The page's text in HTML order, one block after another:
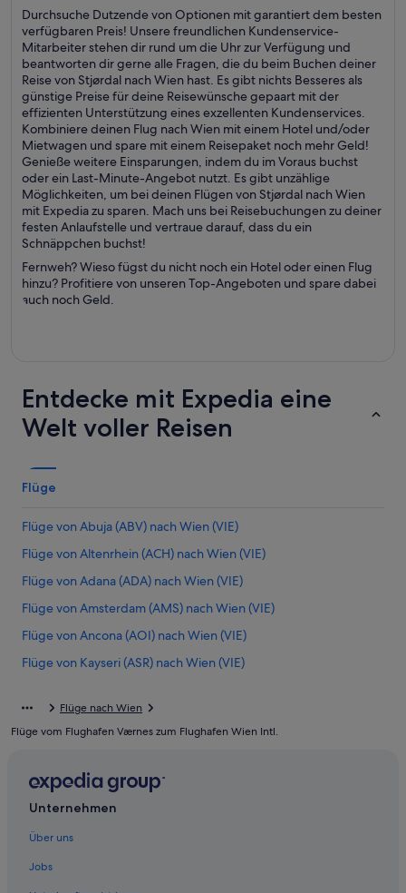
Durchsuche Dutzende von Optionen mit garantiert dem besten
verfügbaren Preis! Unsere freundlichen Kundenservice-
Mitarbeiter stehen dir rund um die Uhr zur Verfügung und
beantworten dir gerne alle Fragen, die du beim Buchen deiner
Reise von Stjørdal nach Wien hast. Es gibt nichts Besseres als
günstige Preise für deine Reisewünsche gepaart mit der
effizienten Unterstützung eines exzellenten Kundenservices.
Kombiniere deinen Flug nach Wien mit einem Hotel und/oder
Mietwagen und spare mit einem Reisepaket noch mehr Geld!
Genieße weitere Einsparungen, indem du im Voraus buchst
oder ein Last-Minute-Angebot nutzt. Es gibt unzählige
Möglichkeiten, um bei deinen Flügen von Stjørdal nach Wien
mit Expedia zu sparen. Mach uns bei Reisebuchungen zu deiner
festen Anlaufstelle und vertraue darauf, dass du ein
Schnäppchen buchst!
Fernweh? Wieso fügst du nicht noch ein Hotel oder einen Flug
hinzu? Profitiere von unseren Top-Angeboten und spare dabei
auch noch Geld.
Entdecke mit Expedia eine
Welt voller Reisen
Flüge
Flüge von Abuja (ABV) nach Wien (VIE)
Flüge von Altenrhein (ACH) nach Wien (VIE)
Flüge von Adana (ADA) nach Wien (VIE)
Flüge von Amsterdam (AMS) nach Wien (VIE)
Flüge von Ancona (AOI) nach Wien (VIE)
Flüge von Kayseri (ASR) nach Wien (VIE)
Flüge von Appleton (ATW) nach Wien (VIE)
Flüge von Belgrad (BEG) nach Wien (VIE)
Flüge nach Wien
Flüge vom Flughafen Værnes zum Flughafen Wien Intl.
Unternehmen
Über uns
Jobs